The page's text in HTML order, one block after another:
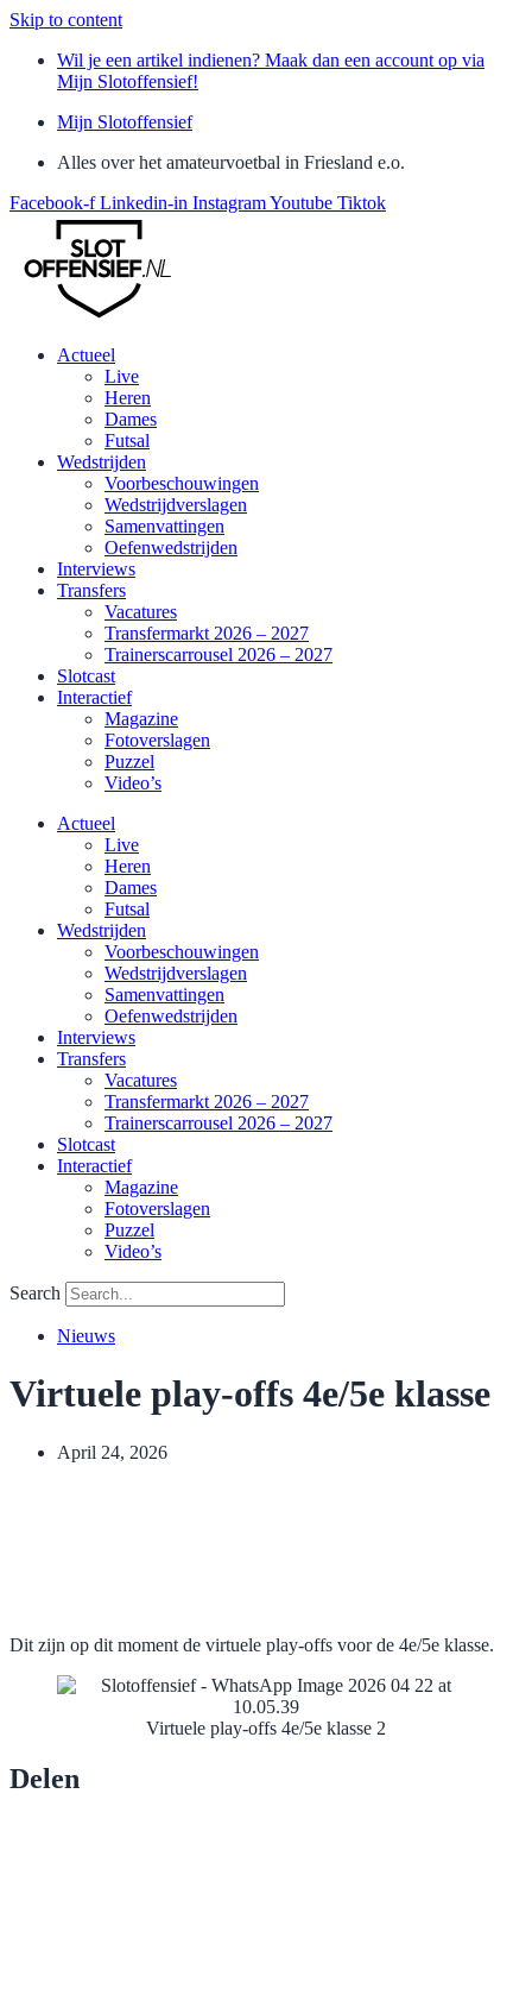
Skip to content
Wil je een artikel indienen? Maak dan een account op via
Mijn Slotoffensief!
Mijn Slotoffensief
Alles over het amateurvoetbal in Friesland e.o.
Facebook-f Linkedin-in InstagramYoutube Tiktok
Actueel
Live
Heren
Dames
Futsal
Wedstrijden
Voorbeschouwingen
Wedstrijdverslagen
Samenvattingen
Oefenwedstrijden
Interviews
Transfers
Vacatures
Transfermarkt 2026 – 2027
Trainerscarrousel 2026 – 2027
Slotcast
Interactief
Magazine
Fotoverslagen
Puzzel
Video’s
Actueel
Live
Heren
Dames
Futsal
Wedstrijden
Voorbeschouwingen
Wedstrijdverslagen
Samenvattingen
Oefenwedstrijden
Interviews
Transfers
Vacatures
Transfermarkt 2026 – 2027
Trainerscarrousel 2026 – 2027
Slotcast
Interactief
Magazine
Fotoverslagen
Puzzel
Video’s
Search
Nieuws
Virtuele play-offs 4e/5e klasse
April 24, 2026
Dit zijn op dit moment de virtuele play-offs voor de 4e/5e klasse.
Virtuele play-offs 4e/5e klasse 2
Delen